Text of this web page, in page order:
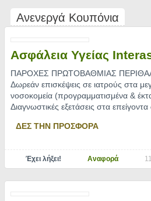
Ανενεργά Κουπόνια
Ασφάλεια Υγείας
ΠΑΡΟΧΕΣ ΠΡΩΤΟΒΑΘΜΙΑΣ
Δωρεάν επισκέψεις σε ιατρούς στα
νοσοκομεία (προγραμματισμένα &
Διαγνωστικές εξετάσεις στα
ΔΕΣ ΤΗΝ ΠΡΟΣΦΟΡΑ
Έχει λήξει! Αναφορά